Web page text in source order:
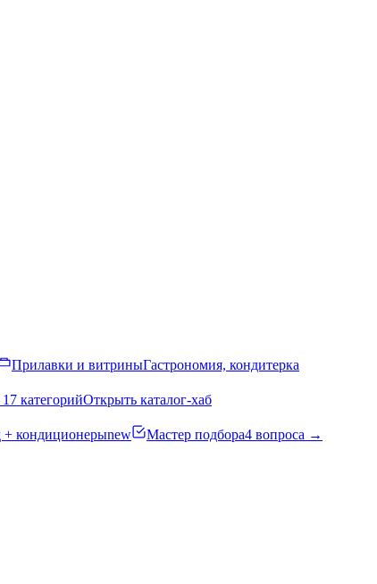
Прилавки и витриныГастрономия, кондитерка
категорийОткрыть каталог-хаб
+ кондиционерыnew Мастер подбора4 вопроса →